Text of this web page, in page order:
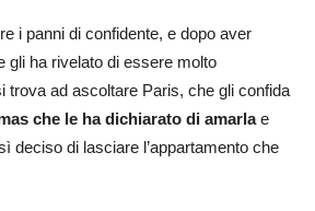
i panni di confidente, e dopo aver
gli ha rivelato di essere molto
trova ad ascoltare Paris, che gli confida
che le ha dichiarato di amarlae
deciso di lasciare l’appartamento che